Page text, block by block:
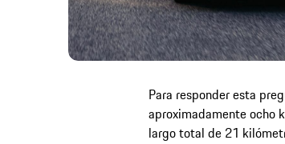
Para responder esta
aproximadamente ocho
largo total de 21